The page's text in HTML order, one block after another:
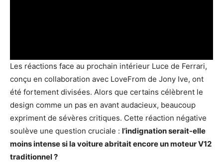
Les réactions face au prochain intérieur Luce de Ferrari,
conçu en collaboration avec LoveFrom de Jony Ive, ont
été fortement divisées. Alors que certains célèbrent le
design comme un pas en avant audacieux, beaucoup
expriment de sévères critiques. Cette réaction négative
soulève une question cruciale : l’indignation serait-elle
moins intense si la voiture abritait encore un moteur V12
traditionnel ?